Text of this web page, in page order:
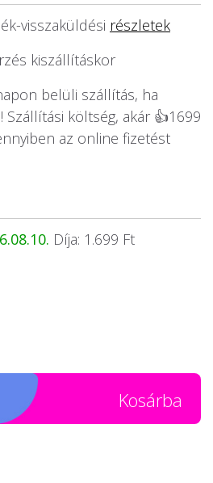
visszaküldési részletek
kiszállításkor
belüli szállítás, ha
Szállítási költség, akár 👍1699
az online fizetést
Díja: 1.699 Ft
Kosárba